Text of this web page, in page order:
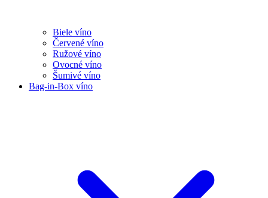
Biele víno
Červené víno
Ružové víno
Ovocné víno
Šumivé víno
Bag-in-Box víno